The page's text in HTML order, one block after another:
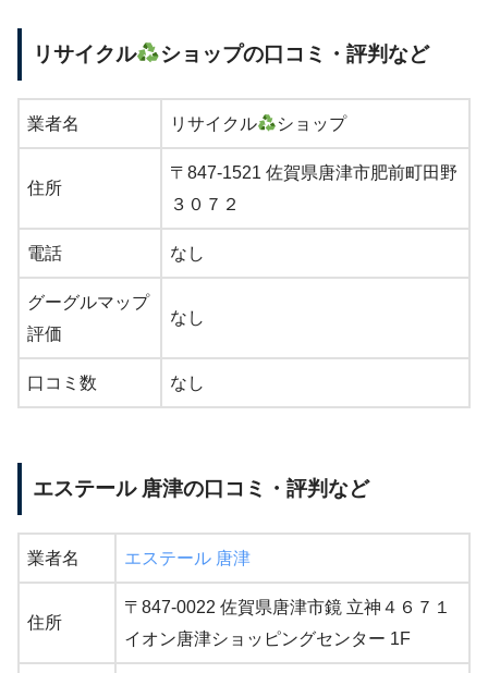
リサイクル ショップの口コミ・評判など
業者名 リサイクル ショップ
住所
〒847-1521 佐賀県唐津市肥前町田野
３０７２
電話 なし
グーグルマップ
評価
なし
口コミ数 なし
エステール 唐津の口コミ・評判など
業者名 エステール 唐津
住所
〒847-0022 佐賀県唐津市鏡 立神４６７１
イオン唐津ショッピングセンター 1F